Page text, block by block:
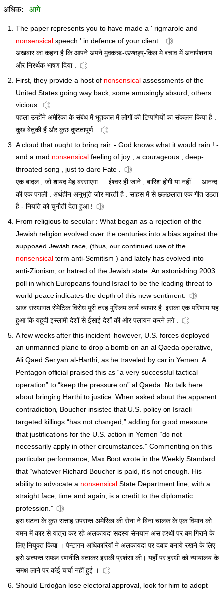
अधिक: आगे
The paper represents you to have made a ' rigmarole and
nonsensical speech ' in defence of your client .
अखबार का कहना है कि आपने अपने मुवकऋ-ऊण्श्छ्ष्-किल मे बचाव में अनार्पशनाप
और निरर्थक भाषण दिया .
First, they provide a host of nonsensical assessments of the
United States going way back, some amusingly absurd, others
vicious.
पहला उन्होंने अमेरिका के संबंध में भूतकाल में लोगों की टिप्पणियों का संकलन किया है .
कुछ बेतुकी हैं और कुछ दुष्टतापूर्ण .
A cloud that ought to bring rain - God knows what it would rain ! -
and a mad nonsensical feeling of joy , a courageous , deep-
throated song , just to dare Fate .
एक बादल , जो शायद मेह बरसाएगा … ईश्वर ही जाने , बारिश होगी या नहीं … आनन्द
की एक पगली , अर्थहीन अनुभूति ज़ोर मारती है , साहस में से छलछलाता एक गीत उठता
है - नियति को चुनौती देता हुआ !
From religious to secular : What began as a rejection of the
Jewish religion evolved over the centuries into a bias against the
supposed Jewish race, (thus, our continued use of the
nonsensical term anti-Semitism ) and lately has evolved into
anti-Zionism, or hatred of the Jewish state. An astonishing 2003
poll in which Europeans found Israel to be the leading threat to
world peace indicates the depth of this new sentiment.
आज संस्थागत सेमेटिक विरोध पूरी तरह मुस्लिम कार्य व्यापार है .इसका एक परिणाम यह
हुआ कि यहूदी इस्लामी देशों से ईसाई देशों की ओर पलायन करने लगे .
A few weeks after this incident, however, U.S. forces deployed
an unmanned plane to drop a bomb on an al Qaeda operative,
Ali Qaed Senyan al-Harthi, as he traveled by car in Yemen. A
Pentagon official praised this as “a very successful tactical
operation” to “keep the pressure on” al Qaeda. No talk here
about bringing Harthi to justice. When asked about the apparent
contradiction, Boucher insisted that U.S. policy on Israeli
targeted killings “has not changed,” adding for good measure
that justifications for the U.S. action in Yemen “do not
necessarily apply in other circumstances.” Commenting on this
particular performance, Max Boot wrote in the Weekly Standard
that “whatever Richard Boucher is paid, it's not enough. His
ability to advocate a nonsensical State Department line, with a
straight face, time and again, is a credit to the diplomatic
profession.”
इस घटना के कुछ सत्ताह उपरान्त अमेरिका की सेना ने बिना चालक के एक विमान को
यमन में कार से यात्रा कर रहे अलकायदा सदस्य सेनयान अस हरथी पर बम गिराने के
लिए नियुक्त किया । पेन्टागन अधिकारियों ने अलकायदा पर दबाव बनाये रखने के लिए
इसे अत्यन्त सफल रणनीति बताकर इसकी प्रशंसा की। यहाँ पर हरथी को न्यायालय के
समक्ष लाने पर कोई चर्चा नहीं हुई ।
Should Erdoğan lose electoral approval, look for him to adopt